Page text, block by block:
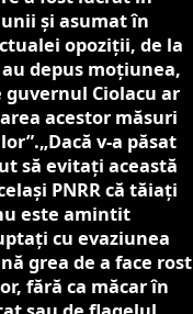
şi asumat în
opoziții, de la
depus moțiunea,
Ciolacu ar
acestor măsuri
v-a păsat
să evitaţi această
PNRR că tăiaţi
este amintit
cu evaziunea
grea de a face rost
fără ca măcar în